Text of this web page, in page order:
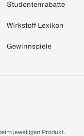
Studentenrabatte
Wirkstoff Lexikon
Gewinnspiele
jeweiligen Produkt.